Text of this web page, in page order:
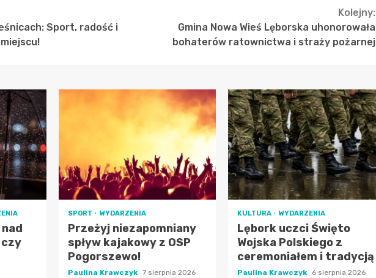
Sport, radość i
Kolejny:
Gmina Nowa Wieś Lęborska uhonorowała
bohaterów ratownictwa i straży pożarnej
czy
SPORT WYDARZENIA
Przeżyj niezapomniany
spływ kajakowy z OSP
Pogorszewo!
Paulina Krawczyk 7 sierpnia 2026
KULTURA WYDARZENIA
Lębork uczci Święto
Wojska Polskiego z
ceremoniałem i tradycją
Paulina Krawczyk
6 sierpnia 2026